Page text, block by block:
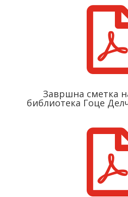
Завршнa сметкa
библиотека Гоце